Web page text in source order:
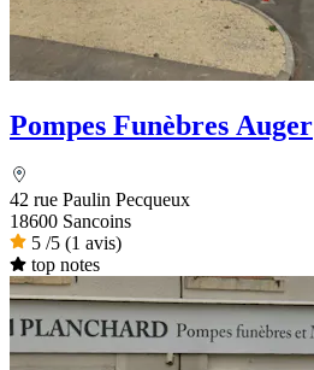
Pompes Funèbres Auger
42 rue Paulin Pecqueux
18600 Sancoins
5 /5 (1 avis)
top notes